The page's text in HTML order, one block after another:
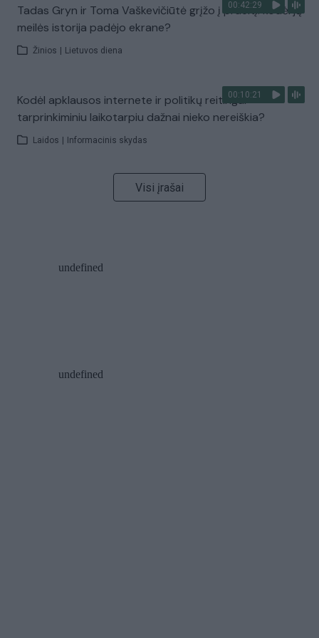
00:42:29
Tadas Gryn ir Toma Vaškevičiūtė grįžo į praeitį: kodėl jų
meilės istorija padėjo ekrane?
Žinios Lietuvos diena
00:10:21
Kodėl apklausos internete ir politikų reitingai
tarprinkiminiu laikotarpiu dažnai nieko nereiškia?
Laidos Informacinis skydas
Visi įrašai